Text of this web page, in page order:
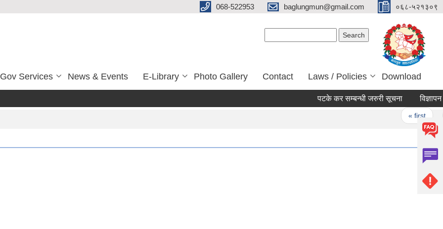
068-522953 baglungmun@gmail.com ०६८-५२१३०९
Services News & Events E-Library Photo Gallery Contact Laws / Policies Download
पटके कर सम्बन्धी जरुरी सूचना विज्ञापन कर
« first